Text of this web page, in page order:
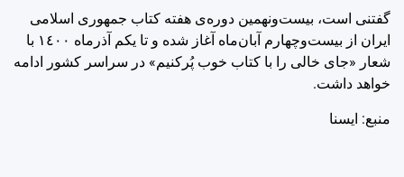
گفتنی است، بیست‌ونهمین دوره‌ی هفته کتاب جمهوری اسلامی
ایران از بیست‌وچهارم آبان‌ماه آغاز شده و تا یکم آذرماه ١٤٠٠ با
شعار «جای خالی را با کتاب خوب پُرکنیم» در سراسر کشور ادامه
خواهد داشت.
منبع: ايسنا